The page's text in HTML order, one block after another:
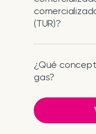
(TUR)?
¿Qué
gas?